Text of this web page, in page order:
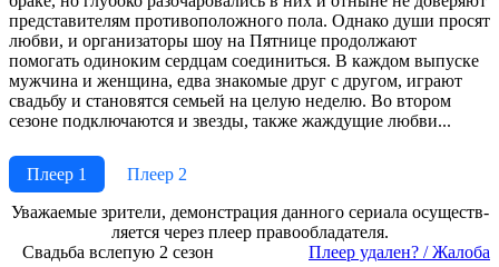
представителям противоположного пола. Однако души просят
любви, и организаторы шоу на Пятнице продолжают
помогать одиноким сердцам соединиться. В каждом выпуске
мужчина и женщина, едва знакомые друг с другом, играют
свадьбу и становятся семьей на целую неделю. Во втором
сезоне подключаются и звезды, также жаждущие любви...
Плеер 1
Плеер 2
Ува­жае­мые зри­те­ли, де­мон­ст­ра­ция дан­но­го се­риа­ла осу­ще­ст­в­
ля­ет­ся че­рез пле­ер пра­во­об­ла­да­те­ля.
Свадьба вслепую 2 сезон
Пле­ер уда­лен? / Жа­ло­ба